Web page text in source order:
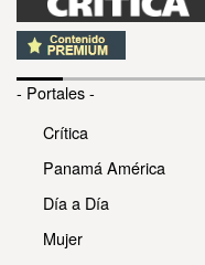
- Portales -
Crítica
Panamá América
Día a Día
Mujer